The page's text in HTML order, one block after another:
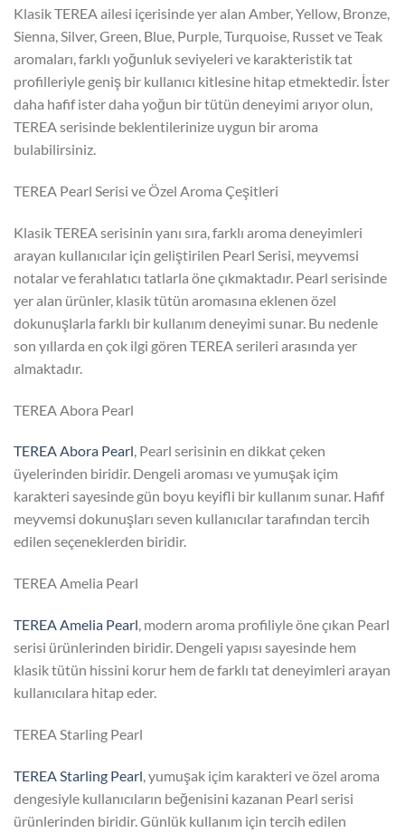
Klasik TEREA ailesi içerisinde yer alan Amber, Yellow, Bronze,
Sienna, Silver, Green, Blue, Purple, Turquoise, Russet ve Teak
aromaları, farklı yoğunluk seviyeleri ve karakteristik tat
profilleriyle geniş bir kullanıcı kitlesine hitap etmektedir. İster
daha hafif ister daha yoğun bir tütün deneyimi arıyor olun,
TEREA serisinde beklentilerinize uygun bir aroma
bulabilirsiniz.
TEREA Pearl Serisi ve Özel Aroma Çeşitleri
Klasik TEREA serisinin yanı sıra, farklı aroma deneyimleri
arayan kullanıcılar için geliştirilen Pearl Serisi, meyvemsi
notalar ve ferahlatıcı tatlarla öne çıkmaktadır. Pearl serisinde
yer alan ürünler, klasik tütün aromasına eklenen özel
dokunuşlarla farklı bir kullanım deneyimi sunar. Bu nedenle
son yıllarda en çok ilgi gören TEREA serileri arasında yer
almaktadır.
TEREA Abora Pearl
TEREA Abora Pearl, Pearl serisinin en dikkat çeken
üyelerinden biridir. Dengeli aroması ve yumuşak içim
karakteri sayesinde gün boyu keyifli bir kullanım sunar. Hafif
meyvemsi dokunuşları seven kullanıcılar tarafından tercih
edilen seçeneklerden biridir.
TEREA Amelia Pearl
TEREA Amelia Pearl, modern aroma profiliyle öne çıkan Pearl
serisi ürünlerinden biridir. Dengeli yapısı sayesinde hem
klasik tütün hissini korur hem de farklı tat deneyimleri arayan
kullanıcılara hitap eder.
TEREA Starling Pearl
TEREA Starling Pearl , yumuşak içim karakteri ve özel aroma
dengesiyle kullanıcıların beğenisini kazanan Pearl serisi
ürünlerinden biridir. Günlük kullanım için tercih edilen